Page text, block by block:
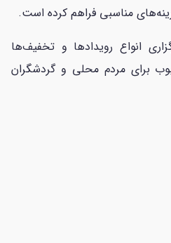
مناسبی فراهم کرده است.
انواع رویدادها و تخفیف‌ها
برای مردم محلی و گردشگران